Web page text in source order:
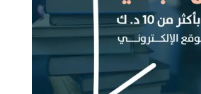
السمكة الرحالة